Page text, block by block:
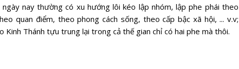
ngày nay thường có xu hướng lôi kéo lập nhóm, lập phe phái theo
quan điểm, theo phong cách sống, theo cấp bậc xã hội, ... v.v;
Kinh Thánh tựu trung lại trong cả thế gian chỉ có hai phe mà thôi.